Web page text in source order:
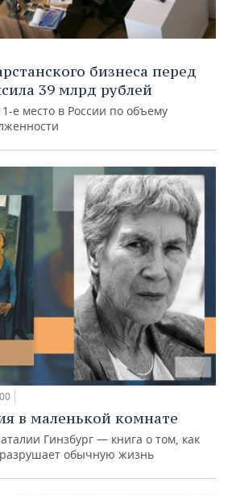
бизнеса перед
39 млрд рублей
е место в России по объему
в маленькой комнате
Гинзбург — книга о том, как
обычную жизнь